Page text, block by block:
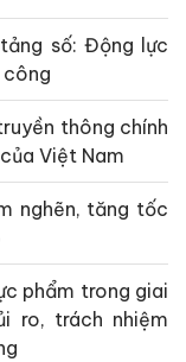
số: Động lực
công
thông chính
Việt Nam
nghẽn, tăng tốc
phẩm trong giai
ro, trách nhiệm